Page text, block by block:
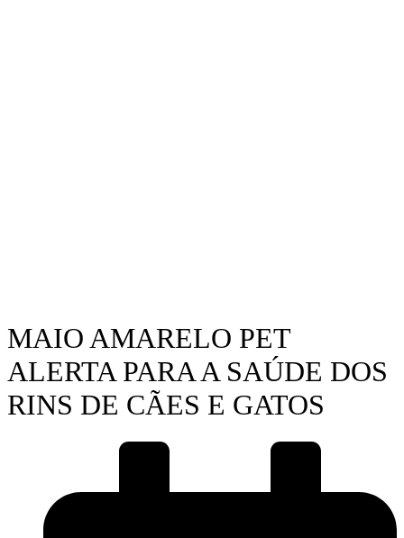
MAIO AMARELO PET
ALERTA PARA A SAÚDE DOS
RINS DE CÃES E GATOS